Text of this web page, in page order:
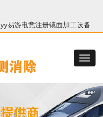
yy易游电竞注册镜面加工设备